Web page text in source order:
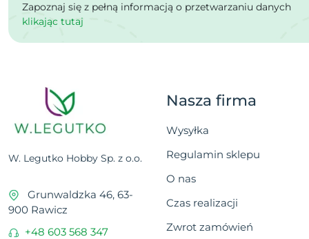
Zapoznaj się z pełną informacją o przetwarzaniu danych
klikając tutaj
W. Legutko Hobby Sp. z o.o.
Grunwaldzka 46, 63-
900 Rawicz
+48 603 568 347
Nasza firma
Wysyłka
Regulamin sklepu
O nas
Czas realizacji
Zwrot zamówień